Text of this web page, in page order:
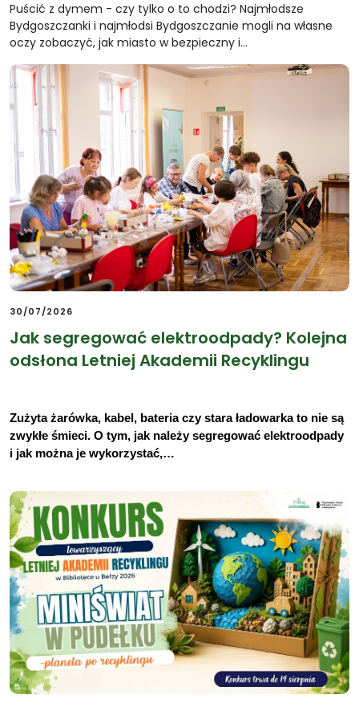
Puścić z dymem - czy tylko o to chodzi? Najmłodsze
Bydgoszczanki i najmłodsi Bydgoszczanie mogli na własne
oczy zobaczyć, jak miasto w bezpieczny i…
30/07/2026
Jak segregować elektroodpady? Kolejna
odsłona Letniej Akademii Recyklingu
Zużyta żarówka, kabel, bateria czy stara ładowarka to nie są
zwykłe śmieci. O tym, jak należy segregować elektroodpady
i jak można je wykorzystać,…